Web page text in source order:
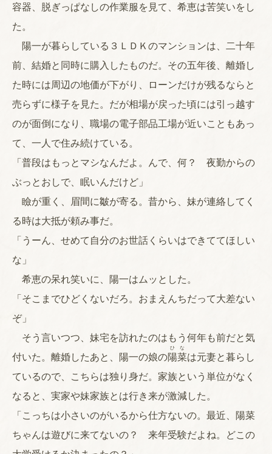
容器、脱ぎっぱなしの作業服を見て、希恵は苦笑いをし
た。
陽一が暮らしている３ＬＤＫのマンションは、二十年
前、結婚と同時に購入したものだ。その五年後、離婚し
た時には周辺の地価が下がり、ローンだけが残るならと
売らずに様子を見た。だが相場が戻った頃には引っ越す
のが面倒になり、職場の電子部品工場が近いこともあっ
て、一人で住み続けている。
「普段はもっとマシなんだよ。んで、何？ 夜勤からの
ぶっとおしで、眠いんだけど」
瞼が重く、眉間に皺が寄る。昔から、妹が連絡してく
る時は大抵が頼み事だ。
「うーん、せめて自分のお世話くらいはできててほしい
な」
希恵の呆れ笑いに、陽一はムッとした。
「そこまでひどくないだろ。おまえんちだって大差ない
ぞ」
そう言いつつ、妹宅を訪れたのはもう何年も前だと気
付いた。離婚したあと、陽一の娘の陽
ひ
菜
な
は元妻と暮らし
ているので、こちらは独り身だ。家族という単位がなく
なると、実家や妹家族とは行き来が激減した。
「こっちは小さいのがいるから仕方ないの。最近、陽菜
ちゃんは遊びに来てないの？ 来年受験だよね。どこの